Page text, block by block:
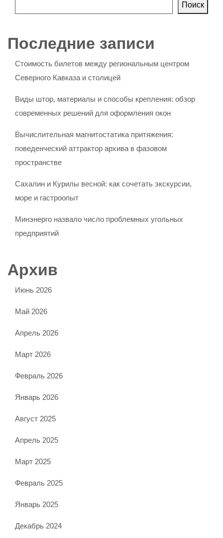
Поиск
Последние записи
Стоимость билетов между региональным центром
Северного Кавказа и столицей
Виды штор, материалы и способы крепления: обзор
современных решений для оформления окон
Вычислительная магнитостатика притяжения:
поведенческий аттрактор архива в фазовом
пространстве
Сахалин и Курилы весной: как сочетать экскурсии,
море и гастроопыт
Минэнерго назвало число проблемных угольных
предприятий
Архив
Июнь 2026
Май 2026
Апрель 2026
Март 2026
Февраль 2026
Январь 2026
Август 2025
Апрель 2025
Март 2025
Февраль 2025
Январь 2025
Декабрь 2024